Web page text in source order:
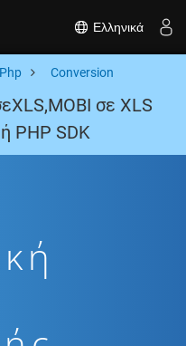
Ελληνικά
Php Conversion
σε XLS
PHP SDK